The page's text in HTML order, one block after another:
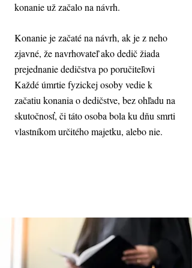
konanie už začalo na návrh.
Konanie je začaté na návrh, ak je z neho
zjavné, že navrhovateľ ako dedič žiada
prejednanie dedičstva po poručiteľovi
Každé úmrtie fyzickej osoby vedie k
začatiu konania o dedičstve, bez ohľadu na
skutočnosť, či táto osoba bola ku dňu smrti
vlastníkom určitého majetku, alebo nie.